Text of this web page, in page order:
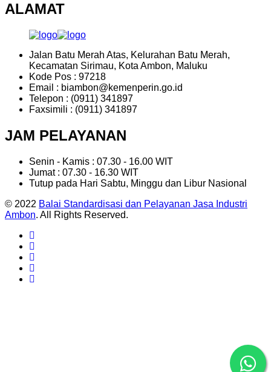
ALAMAT
Jalan Batu Merah Atas, Kelurahan Batu Merah,
Kecamatan Sirimau, Kota Ambon, Maluku
Kode Pos : 97218
Email : biambon@kemenperin.go.id
Telepon : (0911) 341897
Faxsimili : (0911) 341897
JAM PELAYANAN
Senin - Kamis : 07.30 - 16.00 WIT
Jumat : 07.30 - 16.30 WIT
Tutup pada Hari Sabtu, Minggu dan Libur Nasional
© 2022 Balai Standardisasi dan Pelayanan Jasa Industri
Ambon. All Rights Reserved.